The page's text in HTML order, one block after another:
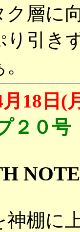
ク層に
り引き
18日(
２０号
NOTE
神棚に